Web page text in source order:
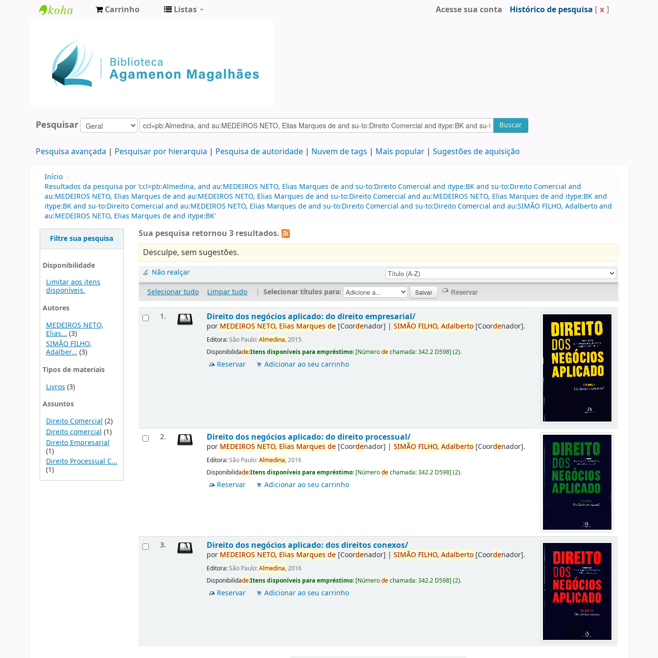
Agamenon
Magalhães
Carrinho Listas Acesse sua conta Histórico de pesquisa [ x ]
Pesquisar Buscar
Pesquisa avançada Pesquisar por hierarquia Pesquisa de autoridade Nuvem de tags Mais popular Sugestões de aquisição
Início ›
Resultados da pesquisa por 'ccl=pb:Almedina, and au:MEDEIROS NETO, Elias Marques de and su-to:Direito Comercial and itype:BK and su-to:Direito Comercial and
au:MEDEIROS NETO, Elias Marques de and au:MEDEIROS NETO, Elias Marques de and su-to:Direito Comercial and au:MEDEIROS NETO, Elias Marques de and itype:BK and
itype:BK and su-to:Direito Comercial and au:MEDEIROS NETO, Elias Marques de and su-to:Direito Comercial and su-to:Direito Comercial and au:SIMÃO FILHO, Adalberto and
au:MEDEIROS NETO, Elias Marques de and itype:BK'
Filtre sua pesquisa
Disponibilidade
Limitar aos itens
disponíveis.
Autores
MEDEIROS NETO,
Elias... (3)
SIMÃO FILHO,
Adalber...(3)
Tipos de materiais
Livros (3)
Assuntos
Direito Comercial (2)
Direito comercial (1)
Direito Empresarial
(1)
Direito Processual C...
(1)
Sua pesquisa retornou 3 resultados.
Desculpe, sem sugestões.
Não realçar
Selecionar tudo
Limpar tudo | Selecionar títulos para:
1. Direito dos negócios aplicado: do direito empresarial/
por MEDEIROS NETO, Elias Marques de [Coordenador] |SIMÃO FILHO, Adalberto [Coordenador].
Editora:São Paulo:Almedina,2015
Disponibilidade:Itens disponíveis para empréstimo: [Númerodechamada:342.2 D598](2).
Reservar Adicionar ao seu carrinho
2. Direito dos negócios aplicado: do direito processual/
por MEDEIROS NETO, Elias Marques de [Coordenador] |SIMÃO FILHO, Adalberto [Coordenador].
Editora:São Paulo:Almedina,2016
Disponibilidade:Itens disponíveis para empréstimo: [Númerodechamada:342.2 D598](2).
Reservar Adicionar ao seu carrinho
3. Direito dos negócios aplicado: dos direitos conexos/
por MEDEIROS NETO, Elias Marques de [Coordenador] |SIMÃO FILHO, Adalberto [Coordenador].
Editora:São Paulo:Almedina,2016
Disponibilidade:Itens disponíveis para empréstimo: [Númerodechamada:342.2 D598](2).
Reservar Adicionar ao seu carrinho